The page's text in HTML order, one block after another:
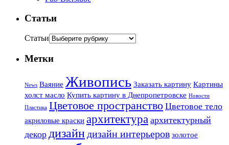
Статьи
Статьи
Метки
News Ваяние Живопись Заказать картину Картины
холст масло Купить картину в Днепропетровске Новости
Пластика Цветовое пространство Цветовое тело
акриловые краски архитектура архитектурный
декор дизайндизайн интерьеров золотое